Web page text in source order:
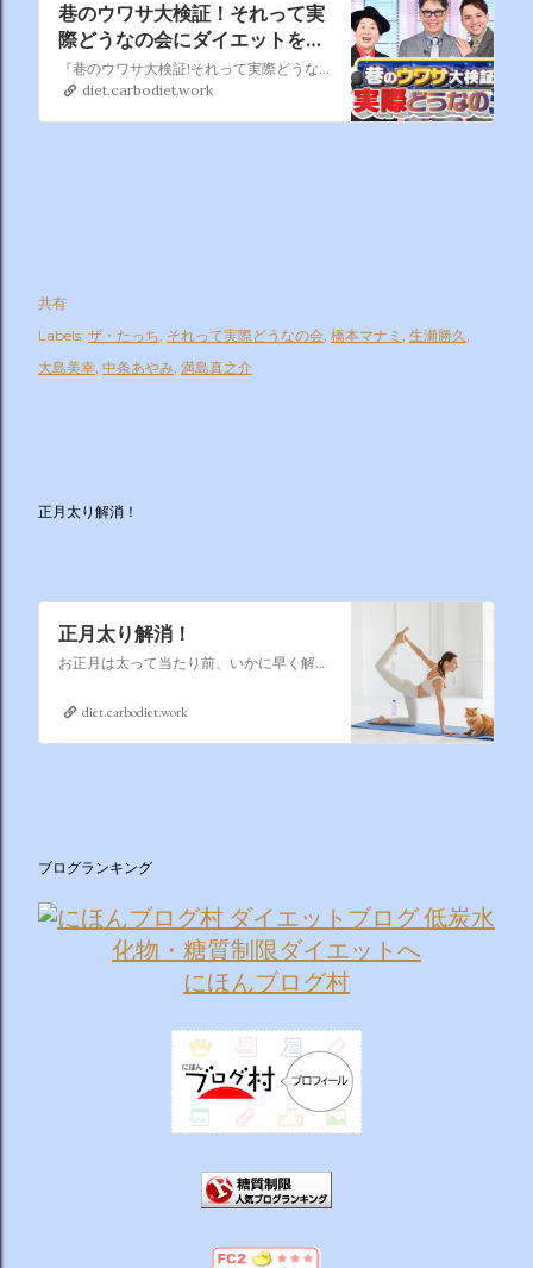
巷のウワサ大検証！それって実
際どうなの会にダイエットを学
ぶ
『巷のウワサ大検証!それって実際どうなの会』（ちまたのウワサだいけんしょう!それってじっさいどうなのかい）は、2024年10月9日からTBSテレビでレギュラー放送されているバラエティ番組。
diet.carbodiet.work
共有
Labels: ザ・たっち それって実際どうなの会 橋本マナミ
生瀬勝久
大島美幸 中条あやみ 満島真之介
正月太り解消！
正月太り解消！
お正月は太って当たり前、いかに早く解消するかそれが課題なのです
diet.carbodiet.work
ブログランキング
にほんブログ村